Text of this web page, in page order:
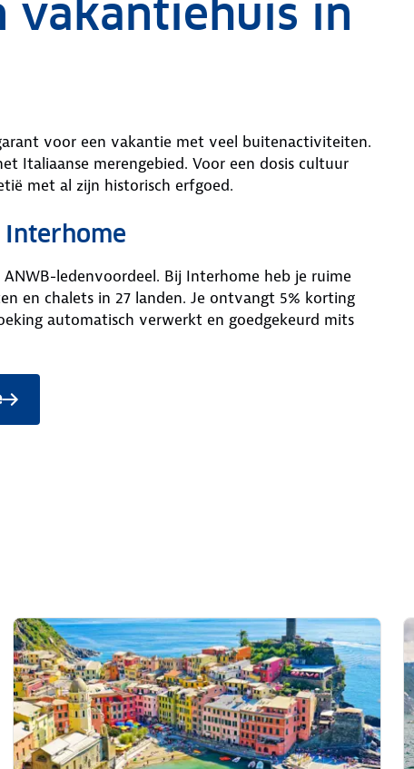
vakantiehuis in
voor een vakantie met veel buitenactiviteiten.
Italiaanse merengebied. Voor een dosis cultuur
met al zijn historisch erfgoed.
ledenvoordeel. Bij Interhome heb je ruime
en chalets in 27 landen. Je ontvangt 5% korting
automatisch verwerkt en goedgekeurd mits